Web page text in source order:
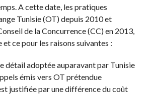
A cette date, les pratiques
Tunisie (OT) depuis 2010 et
de la Concurrence (CC) en 2013,
et ce pour les raisons suivantes :
détail adoptée auparavant par Tunisie
émis vers OT prétendue
justifiée par une différence du coût